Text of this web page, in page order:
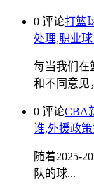
0 评论打篮
处理,职业
每当我们在
和不同意见
0 评论CBA
谁,外援政
随着2025-
队的球...